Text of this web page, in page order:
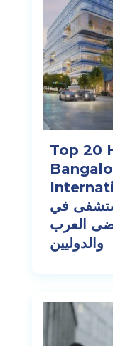
Top 20
20 مستشفى في
العرب
والدوليين